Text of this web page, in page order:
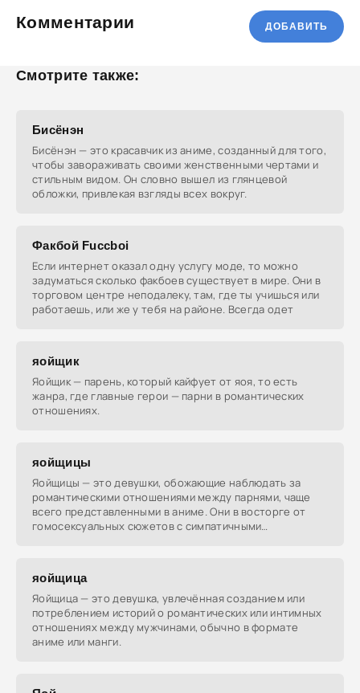
Комментарии ДОБАВИТЬ
Смотрите также:
Бисёнэн
Бисёнэн — это красавчик из аниме, созданный для того,
чтобы завораживать своими женственными чертами и
стильным видом. Он словно вышел из глянцевой
обложки, привлекая взгляды всех вокруг.
Факбой Fuccboi
Если интернет оказал одну услугу моде, то можно
задуматься сколько факбоев существует в мире. Они в
торговом центре неподалеку, там, где ты учишься или
работаешь, или же у тебя на районе. Всегда одет
яойщик
Яойщик — парень, который кайфует от яоя, то есть
жанра, где главные герои — парни в романтических
отношениях.
яойщицы
Яойщицы — это девушки, обожающие наблюдать за
романтическими отношениями между парнями, чаще
всего представленными в аниме. Они в восторге от
гомосексуальных сюжетов с симпатичными
яойщица
Яойщица — это девушка, увлечённая созданием или
потреблением историй о романтических или интимных
отношениях между мужчинами, обычно в формате
аниме или манги.